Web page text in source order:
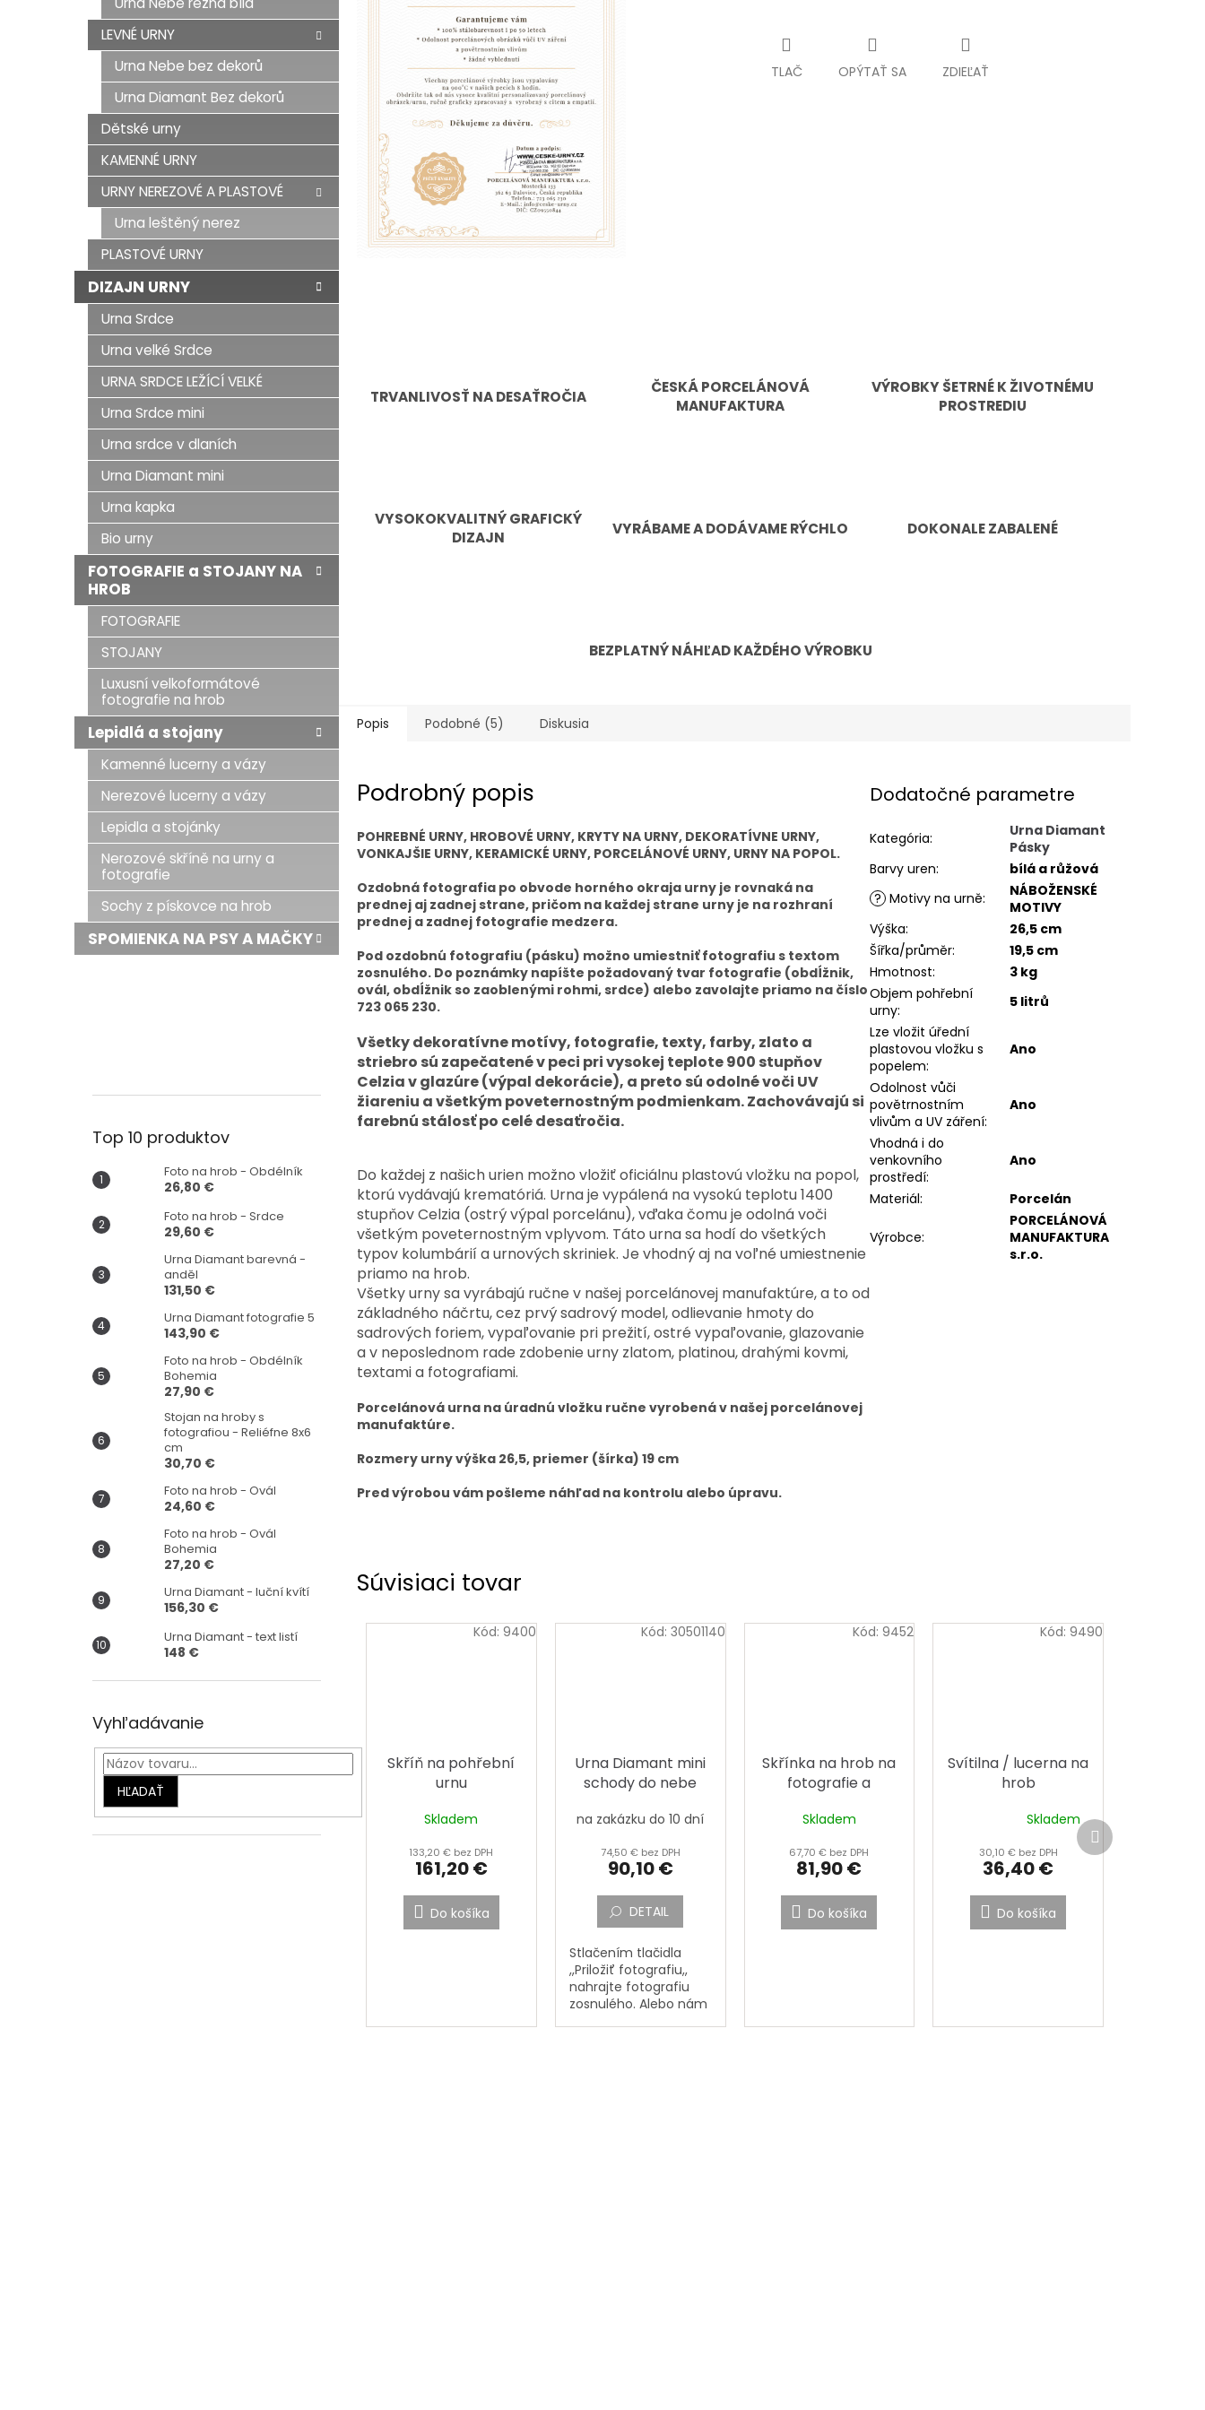
LEVNÉ URNY
Urna Nebe bez dekorů
Urna Diamant Bez dekorů
Dětské urny
KAMENNÉ URNY
URNY NEREZOVÉ A PLASTOVÉ
Urna leštěný nerez
PLASTOVÉ URNY
DIZAJN URNY
Urna Srdce
Urna velké Srdce
URNA SRDCE LEŽÍCÍ VELKÉ
Urna Srdce mini
Urna srdce v dlaních
Urna Diamant mini
Urna kapka
Bio urny
FOTOGRAFIE a STOJANY NA
HROB
FOTOGRAFIE
STOJANY
Luxusní velkoformátové
fotografie na hrob
Lepidlá a stojany
Kamenné lucerny a vázy
Nerezové lucerny a vázy
Lepidla a stojánky
Nerozové skříně na urny a
fotografie
Sochy z pískovce na hrob
SPOMIENKA NA PSY A MAČKY
Top 10 produktov
Foto na hrob - Obdélník
26,80 €
Foto na hrob - Srdce
29,60 €
Urna Diamant barevná -
anděl
131,50 €
Urna Diamant fotografie 5
143,90 €
Foto na hrob - Obdélník
Bohemia
27,90 €
Stojan na hroby s
fotografiou - Reliéfne 8x6
cm
30,70 €
Foto na hrob - Ovál
24,60 €
Foto na hrob - Ovál
Bohemia
27,20 €
Urna Diamant - luční kvítí
156,30 €
Urna Diamant - text listí
148 €
Vyhľadávanie
HĽADAŤ
TLAČ OPÝTAŤ SA ZDIEĽAŤ
TRVANLIVOSŤ NA DESAŤROČIA
ČESKÁ PORCELÁNOVÁ
MANUFAKTURA
VÝROBKY ŠETRNÉ K ŽIVOTNÉMU
PROSTREDIU
VYSOKOKVALITNÝ GRAFICKÝ
DIZAJN
VYRÁBAME A DODÁVAME RÝCHLO DOKONALE ZABALENÉ
BEZPLATNÝ NÁHĽAD KAŽDÉHO VÝROBKU
Súvisiaci tovar
Skříň na pohřební
urnu
Skladem
133,20 € bez DPH
161,20 €
Do košíka
Kód: 9400
Urna Diamant mini
schody do nebe
na zakázku do 10 dní
74,50 € bez DPH
90,10 €
DETAIL
Stlačením tlačidla
,,Priložiť fotografiu,,
nahrajte fotografiu
zosnulého. Alebo nám
Kód: 30501140
Skřínka na hrob na
fotografie a
Skladem
67,70 € bez DPH
81,90 €
Do košíka
Kód:9452
Svítilna / lucerna na
hrob
produktu
Skladem
30,10 € bez DPH
36,40 €
Do košíka
Kód: 9490
Ďalší
produkt
Popis Podobné (5) Diskusia
Podrobný popis
POHREBNÉ URNY, HROBOVÉ URNY, KRYTY NA URNY, DEKORATÍVNE URNY,
VONKAJŠIE URNY, KERAMICKÉ URNY, PORCELÁNOVÉ URNY, URNY NA POPOL.
Ozdobná fotografia po obvode horného okraja urny je rovnaká na
prednej aj zadnej strane, pričom na každej strane urny je na rozhraní
prednej a zadnej fotografie medzera.
Pod ozdobnú fotografiu (pásku) možno umiestniť fotografiu s textom
zosnulého. Do poznámky napíšte požadovaný tvar fotografie (obdĺžnik,
ovál, obdĺžnik so zaoblenými rohmi, srdce) alebo zavolajte priamo na číslo
723 065 230.
Všetky dekoratívne motívy, fotografie, texty, farby, zlato a
striebro sú zapečatené v peci pri vysokej teplote 900 stupňov
Celzia v glazúre (výpal dekorácie), a preto sú odolné voči UV
žiareniu a všetkým poveternostným podmienkam. Zachovávajú si
farebnú stálosť po celé desaťročia.
Do každej z našich urien možno vložiť oficiálnu plastovú vložku na popol,
ktorú vydávajú krematóriá. Urna je vypálená na vysokú teplotu 1400
stupňov Celzia (ostrý výpal porcelánu), vďaka čomu je odolná voči
všetkým poveternostným vplyvom. Táto urna sa hodí do všetkých
typov kolumbárií a urnových skriniek. Je vhodný aj na voľné umiestnenie
priamo na hrob.
Všetky urny sa vyrábajú ručne v našej porcelánovej manufaktúre, a to od
základného náčrtu, cez prvý sadrový model, odlievanie hmoty do
sadrových foriem, vypaľovanie pri prežití, ostré vypaľovanie, glazovanie
a v neposlednom rade zdobenie urny zlatom, platinou, drahými kovmi,
textami a fotografiami.
Porcelánová urna na úradnú vložku ručne vyrobená v našej porcelánovej
manufaktúre.
Rozmery urny výška 26,5, priemer (šírka) 19 cm
Pred výrobou vám pošleme náhľad na kontrolu alebo úpravu.
Dodatočné parametre
Kategória:
Urna Diamant
Pásky
Barvy uren:
bílá a růžová
? Motivy na urně:
NÁBOŽENSKÉ
MOTIVY
Výška:
26,5 cm
Šířka/průměr:
19,5 cm
Hmotnost:
3 kg
Objem pohřební
urny:
5 litrů
Lze vložit úřední
plastovou vložku s
popelem:
Ano
Odolnost vůči
povětrnostním
vlivům a UV záření:
Ano
Vhodná i do
venkovního
prostředí:
Ano
Materiál: Porcelán
Výrobce:
PORCELÁNOVÁ
MANUFAKTURA
s.r.o.